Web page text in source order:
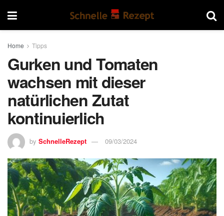
Home Tipps
Gurken und Tomaten
wachsen mit dieser
natürlichen Zutat
kontinuierlich
by SchnelleRezept 09/03/2024